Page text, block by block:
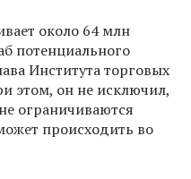
около 64 млн
потенциального
Института торговых
этом, он не исключил,
ограничиваются
происходить во